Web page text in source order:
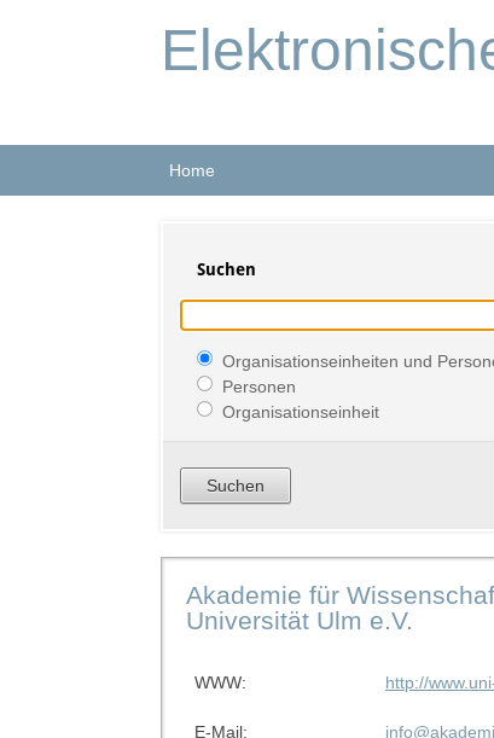
Home
Suchen
Organisationseinheiten und
Personen
Organisationseinheit
Akademie für
Universität Ulm e.V.
WWW: http://
E-Mail: